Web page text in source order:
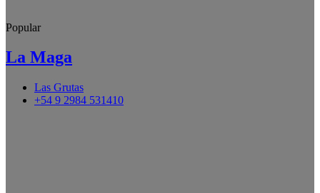
Popular
La Maga
Las Grutas
+54 9 2984 531410